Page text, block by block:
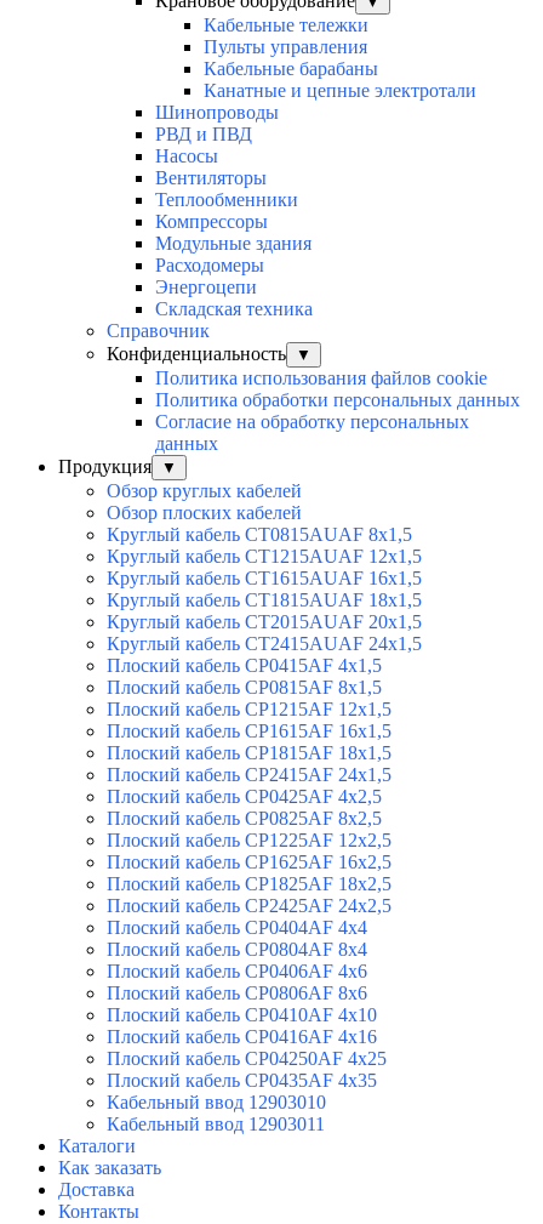
Кабельные тележки
Пульты управления
Кабельные барабаны
Канатные и цепные электротали
Шинопроводы
РВД и ПВД
Насосы
Вентиляторы
Теплообменники
Компрессоры
Модульные здания
Расходомеры
Энергоцепи
Складская техника
Справочник
Конфиденциальность
▼
Политика использования файлов cookie
Политика обработки персональных данных
Согласие на обработку персональных
данных
Продукция
▼
Обзор круглых кабелей
Обзор плоских кабелей
Круглый кабель CT0815AUAF 8х1,5
Круглый кабель CT1215AUAF 12х1,5
Круглый кабель CT1615AUAF 16х1,5
Круглый кабель CT1815AUAF 18х1,5
Круглый кабель CT2015AUAF 20х1,5
Круглый кабель CT2415AUAF 24х1,5
Плоский кабель CP0415AF 4х1,5
Плоский кабель CP0815AF 8х1,5
Плоский кабель CP1215AF 12х1,5
Плоский кабель CP1615AF 16х1,5
Плоский кабель CP1815AF 18х1,5
Плоский кабель CP2415AF 24х1,5
Плоский кабель CP0425AF 4х2,5
Плоский кабель CP0825AF 8х2,5
Плоский кабель CP1225AF 12х2,5
Плоский кабель CP1625AF 16х2,5
Плоский кабель CP1825AF 18х2,5
Плоский кабель CP2425AF 24х2,5
Плоский кабель CP0404AF 4х4
Плоский кабель CP0804AF 8х4
Плоский кабель CP0406AF 4х6
Плоский кабель CP0806AF 8х6
Плоский кабель CP0410AF 4х10
Плоский кабель CP0416AF 4x16
Плоский кабель CP04250AF 4х25
Плоский кабель CP0435AF 4х35
Кабельный ввод 12903010
Кабельный ввод 12903011
Каталоги
Как заказать
Доставка
Контакты